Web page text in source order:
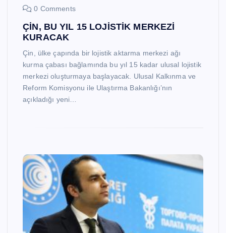
0 Comments
ÇİN, BU YIL 15 LOJİSTİK MERKEZİ
KURACAK
Çin, ülke çapında bir lojistik aktarma merkezi ağı
kurma çabası bağlamında bu yıl 15 kadar ulusal lojistik
merkezi oluşturmaya başlayacak. Ulusal Kalkınma ve
Reform Komisyonu ile Ulaştırma Bakanlığı’nın
açıkladığı yeni…